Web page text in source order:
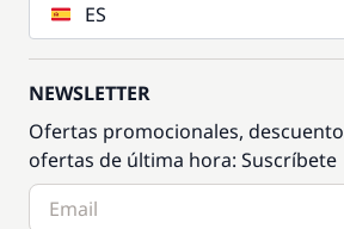
ES
NEWSLETTER
Ofertas promocionales,
ofertas de última hora: Suscríbete